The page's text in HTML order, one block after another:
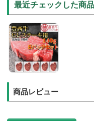
最近チェックした商品
商品レビュー